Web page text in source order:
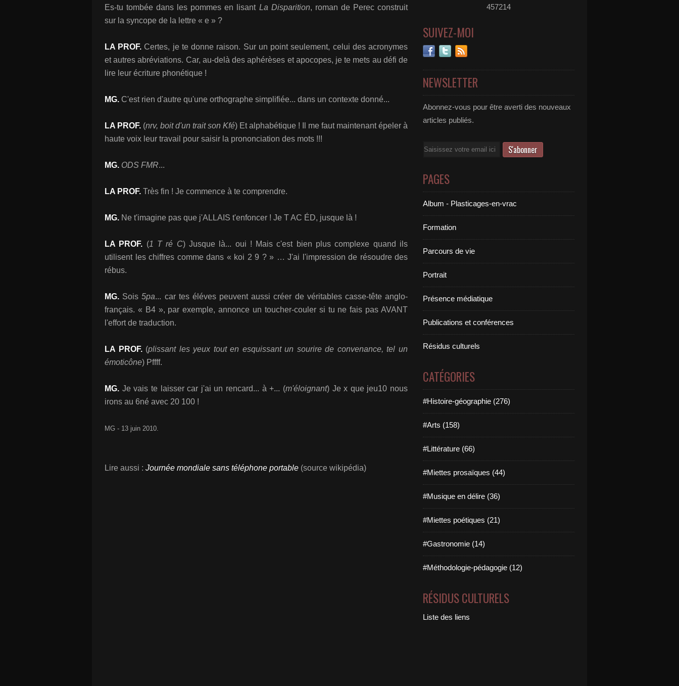
Es-tu tombée dans les pommes en lisant La Disparition, roman de Perec construit
sur la syncope de la lettre « e » ?
LA PROF. Certes, je te donne raison. Sur un point seulement, celui des acronymes
et autres abréviations. Car, au-delà des aphérèses et apocopes, je te mets au défi de
lire leur écriture phonétique !
MG. C'est rien d'autre qu'une orthographe simplifiée... dans un contexte donné...
LA PROF. (nrv, boit d'un trait son Kfé) Et alphabétique ! Il me faut maintenant épeler à
haute voix leur travail pour saisir la prononciation des mots !!!
MG. ODS FMR...
LA PROF. Très fin ! Je commence à te comprendre.
MG. Ne t'imagine pas que j'ALLAIS t'enfoncer ! Je T AC ÉD, jusque là !
LA PROF. (1 T ré C) Jusque là... oui ! Mais c'est bien plus complexe quand ils
utilisent les chiffres comme dans « koi 2 9 ? » … J'ai l'impression de résoudre des
rébus.
MG. Sois5pa... car tes éléves peuvent aussi créer de véritables casse-tête anglo-
français. « B4 », par exemple, annonce un toucher-couler si tu ne fais pas AVANT
l'effort de traduction.
LA PROF. (plissant les yeux tout en esquissant un sourire de convenance, tel un
émoticône) Pffff.
MG. Je vais te laisser car j'ai un rencard... à +... (m'éloignant) Je x que jeu10 nous
irons au 6né avec 20 100 !
MG - 13 juin 2010.
Lire aussi : Journée mondiale sans téléphone portable (source wikipédia)
457214
SUIVEZ-MOI
NEWSLETTER
Abonnez-vous pour être averti des nouveaux
articles publiés.
Email
PAGES
Album - Plasticages-en-vrac
Formation
Parcours de vie
Portrait
Présence médiatique
Publications et conférences
Résidus culturels
CATÉGORIES
#Histoire-géographie (276)
#Arts (158)
#Littérature (66)
#Miettes prosaïques (44)
#Musique en délire (36)
#Miettes poétiques (21)
#Gastronomie (14)
#Méthodologie-pédagogie (12)
RÉSIDUS CULTURELS
Liste des liens